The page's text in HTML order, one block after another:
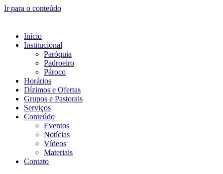
Ir para o conteúdo
Início
Institucional
Paróquia
Padroeiro
Pároco
Horários
Dízimos e Ofertas
Grupos e Pastorais
Serviços
Conteúdo
Eventos
Notícias
Vídeos
Materiais
Contato